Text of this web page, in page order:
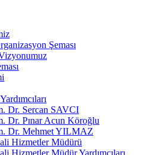
Şeması
Dr. Sercan SAVCI
Dr. Pınar Acun Köroğlu
Dr. Mehmet YILMAZ
Hizmetler Müdürü
Hizmetler Müdür Yardımcıları